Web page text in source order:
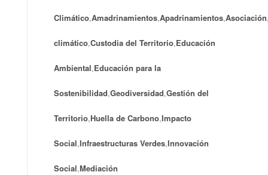
Climático,Amadrinamientos,Apadrinamientos,Asociación
climático,Custodia del Territorio,Educación
Ambiental,Educación para la
Sostenibilidad,Geodiversidad,Gestión del
Territorio,Huella de Carbono,Impacto
Social,Infraestructuras Verdes,Innovación
Social,Mediación